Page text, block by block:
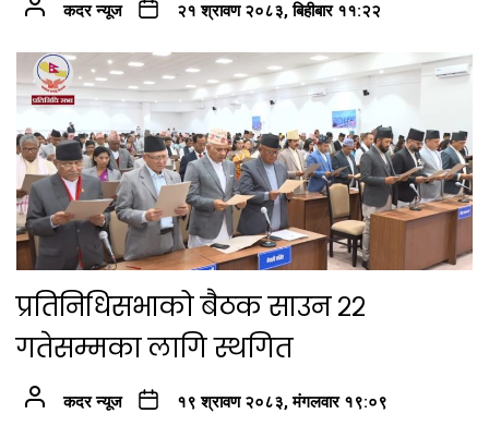
कदर न्यूज २१ श्रावण २०८३, बिहीबार ११:२२
प्रतिनिधिसभाको बैठक साउन २२
गतेसम्मका लागि स्थगित
कदर न्यूज १९ श्रावण २०८३, मंगलवार १९:०९